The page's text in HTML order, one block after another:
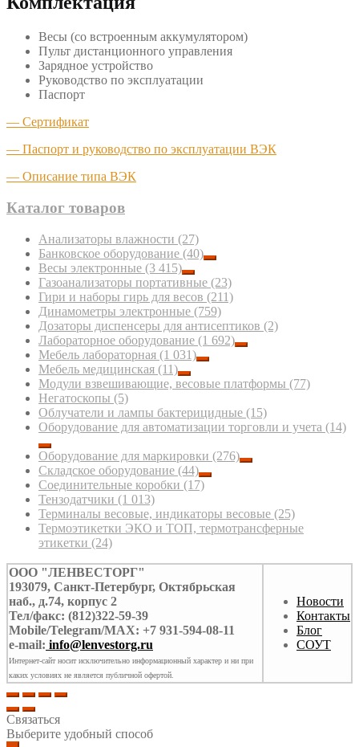
Весы (со встроенным аккумулятором)
Пульт дистанционного управления
Зарядное устройство
Руководство по эксплуатации
Паспорт
— Сертификат
— Паспорт и руководство по эксплуатации ВЭК
— Описание типа ВЭК
Каталог товаров
Анализаторы влажности (27)
Банковское оборудование (40)
Весы электронные (3 415)
Газоанализаторы портативные (23)
Гири и наборы гирь для весов (211)
Динамометры электронные (759)
Дозаторы диспенсеры для антисептиков (2)
Лабораторное оборудование (1 692)
Мебель лабораторная (1 031)
Мебель медицинская (11)
Модули взвешивающие, весовые платформы (77)
Негатоскопы (5)
Облучатели и лампы бактерицидные (15)
Оборудование для автоматизации торговли и учета (14)
Оборудование для маркировки (276)
Складское оборудование (44)
Соединительные коробки (17)
Тензодатчики (1 013)
Терминалы весовые, индикаторы весовые (25)
Термоэтикетки ЭКО и ТОП, термотрансферные
этикетки (24)
ООО "ЛЕНВЕСТОРГ"
193079, Санкт-Петербург, Октябрьская
наб., д.74, корпус 2
Тел/факс: (812)322-59-39
Mobile/Telegram/MAX: +7 931-594-08-11
e-mail: info@lenvestorg.ru
Интернет-сайт носит исключительно информационный характер и ни при
каких условиях не является публичной офертой.
Новости
Контакты
Блог
СОУТ
Связаться
Выберите удобный способ